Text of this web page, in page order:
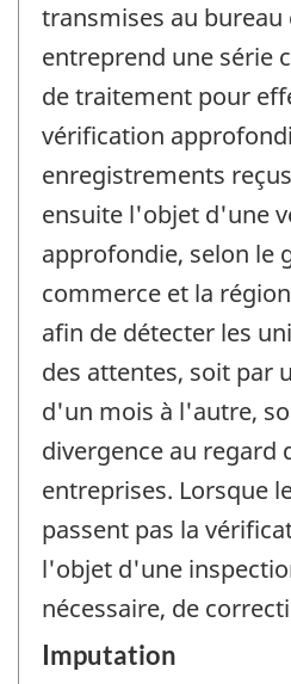
transmises au bureau
entreprend une série
de traitement pour
vérification
enregistrements
ensuite l'objet d'une
approfondie, selon le
commerce et la
afin de détecter les
des attentes, soit par
d'un mois à l'autre,
divergence au regard
entreprises. Lorsque
passent pas la
l'objet d'une
nécessaire, de
Imputation